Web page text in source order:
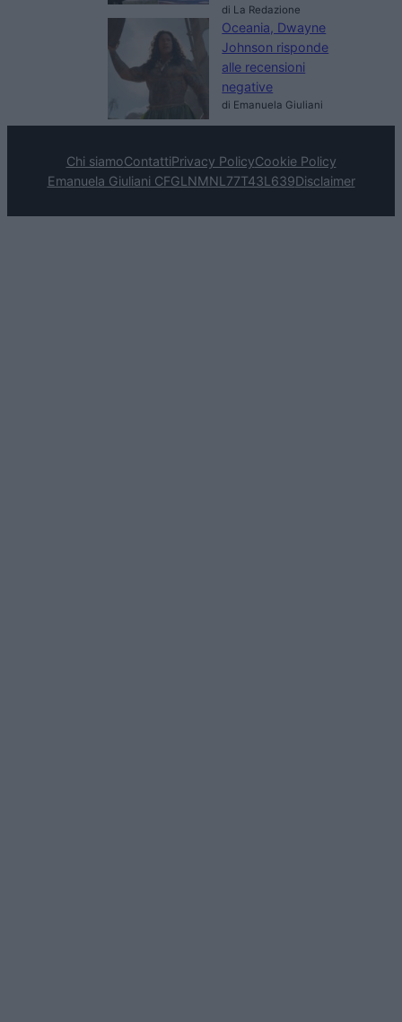
di La Redazione
Oceania, Dwayne
Johnson risponde
alle recensioni
negative
di Emanuela Giuliani
Chi siamoContattiPrivacy PolicyCookie Policy
Emanuela Giuliani CFGLNMNL77T43L639Disclaimer